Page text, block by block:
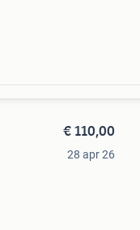
€ 110,00
28 apr 26